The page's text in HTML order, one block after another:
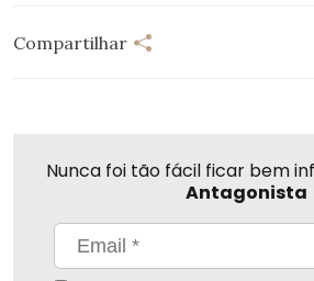
Compartilhar
Nunca foi tão fácil ficar bem
Antagonista